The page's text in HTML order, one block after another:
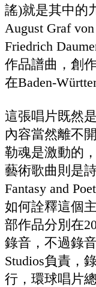
謠)就是其中的
August Graf
Friedrich
作品譜曲，創
在Baden-
這張唱片既然
內容當然離不
勒魂是激動的
藝術歌曲則是
Fantasy and
如何詮釋這個
部作品分別在
錄音，不過錄
Studios負責，
行，環球唱片總